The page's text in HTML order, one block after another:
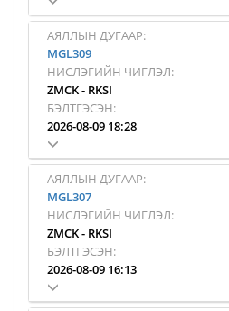
АЯЛЛЫН ДУГААР:
MGL309
НИСЛЭГИЙН ЧИГЛЭЛ:
ZMCK- RKSI
БЭЛТГЭСЭН:
2026-08-09 18:28
АЯЛЛЫН ДУГААР:
MGL307
НИСЛЭГИЙН ЧИГЛЭЛ:
ZMCK- RKSI
БЭЛТГЭСЭН:
2026-08-09 16:13